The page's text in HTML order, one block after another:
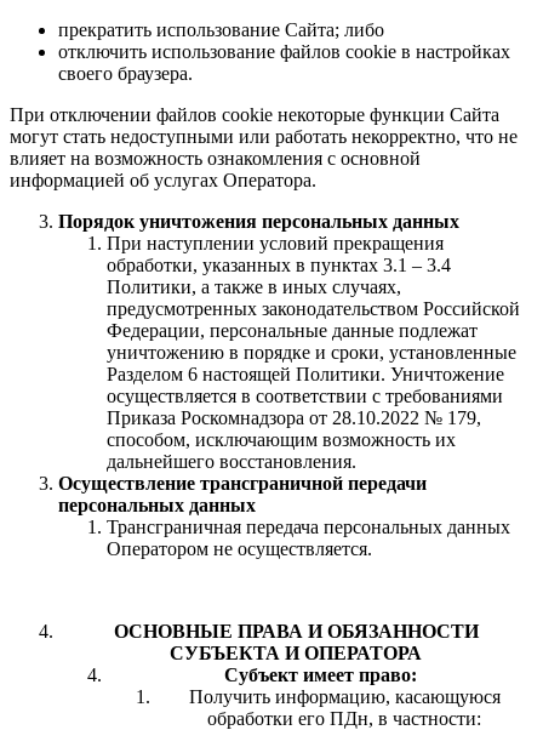
прекратить использование Сайта; либо
отключить использование файлов cookie в настройках
своего браузера.
При отключении файлов cookie некоторые функции Сайта
могут стать недоступными или работать некорректно, что не
влияет на возможность ознакомления с основной
информацией об услугах Оператора.
Порядок уничтожения персональных данных
При наступлении условий прекращения
обработки, указанных в пунктах 3.1 – 3.4
Политики, а также в иных случаях,
предусмотренных законодательством Российской
Федерации, персональные данные подлежат
уничтожению в порядке и сроки, установленные
Разделом 6 настоящей Политики. Уничтожение
осуществляется в соответствии с требованиями
Приказа Роскомнадзора от 28.10.2022 № 179,
способом, исключающим возможность их
дальнейшего восстановления.
Осуществление трансграничной передачи
персональных данных
Трансграничная передача персональных данных
Оператором не осуществляется.
ОСНОВНЫЕ ПРАВА И ОБЯЗАННОСТИ
СУБЪЕКТА И ОПЕРАТОРА
Субъект имеет право:
Получить информацию, касающуюся
обработки его ПДн, в частности: